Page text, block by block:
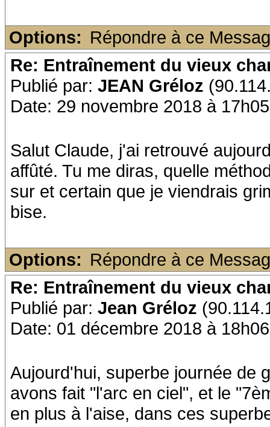
Options: Répondre à ce
Re: Entraînement du vieux
Publié par: JEAN Gréloz
Date: 29 novembre 2018 à 17h05
Salut Claude, j'ai retrouvé
affûté. Tu me diras, quelle
sur et certain que je viendrais
bise.
Options: Répondre à ce
Re: Entraînement du vieux
Publié par: Jean Gréloz
Date: 01 décembre 2018 à 18h06
Aujourd'hui, superbe journée de
avons fait "l'arc en ciel", et le
en plus à l'aise, dans ces